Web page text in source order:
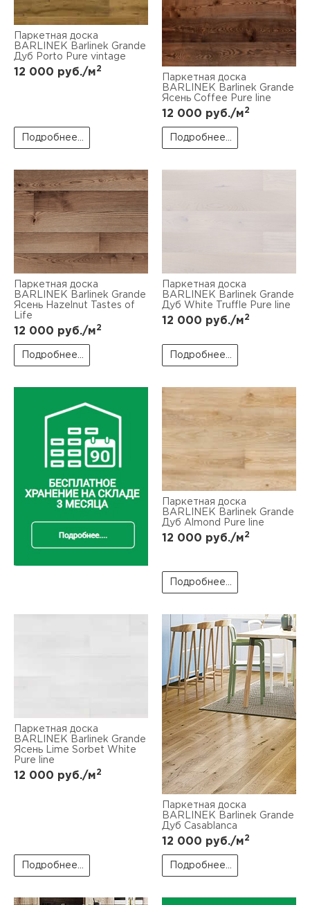
Паркетная доска
BARLINEK Barlinek Grande
Дуб Porto Pure vintage
12 000 руб./м2
Подробнее...
Паркетная доска
BARLINEK Barlinek Grande
Ясень Coffee Pure line
12 000 руб./м2
Подробнее...
Паркетная доска
BARLINEK Barlinek Grande
Ясень Hazelnut Tastes of
Life
12 000 руб./м2
Подробнее...
Паркетная доска
BARLINEK Barlinek Grande
Дуб White Truffle Pure line
12 000 руб./м2
Подробнее...
Паркетная доска
BARLINEK Barlinek Grande
Дуб Almond Pure line
12 000 руб./м2
Подробнее...
Паркетная доска
BARLINEK Barlinek Grande
Ясень Lime Sorbet White
Pure line
12 000 руб./м2
Подробнее...
Паркетная доска
BARLINEK Barlinek Grande
Дуб Casablanca
12 000 руб./м2
Подробнее...